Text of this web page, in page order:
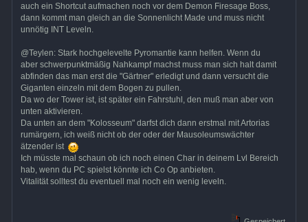
auch ein Shortcut aufmachen noch vor dem Demon Firesage Boss,
dann kommt man gleich an die Sonnenlicht Made und muss nicht
unnötig INT Leveln.
@Teylen: Stark hochgelevelte Pyromantie kann helfen. Wenn du
aber schwerpunktmäßig Nahkampf machst muss man sich halt damit
abfinden das man erst die "Gärtner" erledigt und dann versucht die
Giganten einzeln mit dem Bogen zu pullen.
Da wo der Tower ist, ist später ein Fahrstuhl, den muß man aber von
unten aktivieren.
Da unten an dem "Kolosseum" darfst dich dann erstmal mit Artorias
rumärgern, ich weiß nicht ob der oder der Mausoleumswächter
ätzender ist
Ich müsste mal schaun ob ich noch einen Char in deinem Lvl Bereich
hab, wenn du PC spielst könnte ich Co Op anbieten.
Vitalität solltest du eventuell mal noch ein wenig leveln.